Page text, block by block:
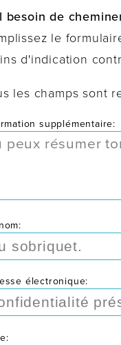
besoin de
le
d'indication
les champs sont
supplémentaire:
électronique: